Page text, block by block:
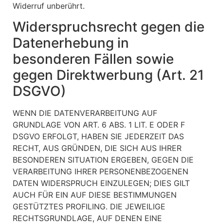
Widerruf unberührt.
Widerspruchsrecht gegen die
Datenerhebung in
besonderen Fällen sowie
gegen Direktwerbung (Art. 21
DSGVO)
WENN DIE DATENVERARBEITUNG AUF
GRUNDLAGE VON ART. 6 ABS. 1 LIT. E ODER F
DSGVO ERFOLGT, HABEN SIE JEDERZEIT DAS
RECHT, AUS GRÜNDEN, DIE SICH AUS IHRER
BESONDEREN SITUATION ERGEBEN, GEGEN DIE
VERARBEITUNG IHRER PERSONENBEZOGENEN
DATEN WIDERSPRUCH EINZULEGEN; DIES GILT
AUCH FÜR EIN AUF DIESE BESTIMMUNGEN
GESTÜTZTES PROFILING. DIE JEWEILIGE
RECHTSGRUNDLAGE, AUF DENEN EINE